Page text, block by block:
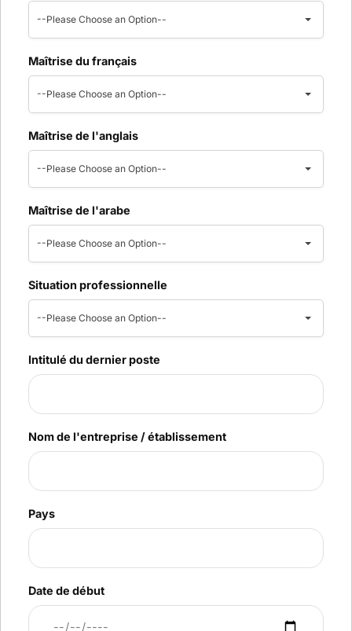
--Please Choose an Option--
Maîtrise du français
--Please Choose an Option--
Maîtrise de l'anglais
--Please Choose an Option--
Maîtrise de l'arabe
--Please Choose an Option--
Situation professionnelle
--Please Choose an Option--
Intitulé du dernier poste
Nom de l'entreprise / établissement
Pays
Date de début